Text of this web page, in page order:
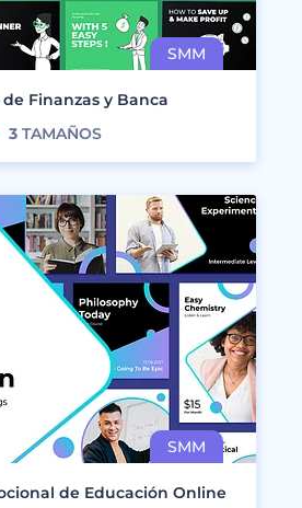
Finanzas y Banca
3 TAMAÑOS
de Educación Online